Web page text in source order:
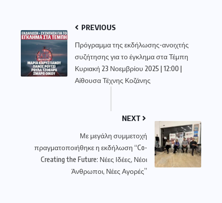
PREVIOUS
Πρόγραμμα της εκδήλωσης-ανοιχτής
συζήτησης για το έγκλημα στα Τέμπη
Κυριακή 23 Νοεμβρίου 2025 | 12:00 |
Αίθουσα Τέχνης Κοζάνης
NEXT
Με μεγάλη συμμετοχή
πραγματοποιήθηκε η εκδήλωση “Co-
Creating the Future: Νέες Ιδέες, Νέοι
Άνθρωποι, Νέες Αγορές”